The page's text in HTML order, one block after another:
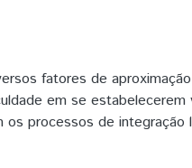
fatores de
em se estabelecerem
processos de integração
Com base na